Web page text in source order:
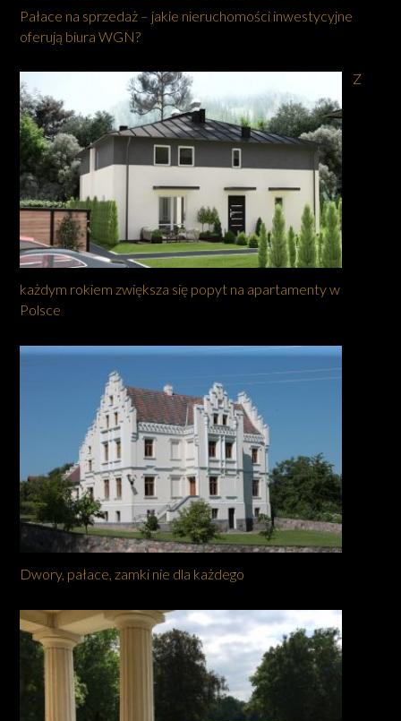
Pałace na sprzedaż – jakie nieruchomości inwestycyjne
oferują biura WGN?
Z
każdym rokiem zwiększa się popyt na apartamenty w
Polsce
Dwory, pałace, zamki nie dla każdego